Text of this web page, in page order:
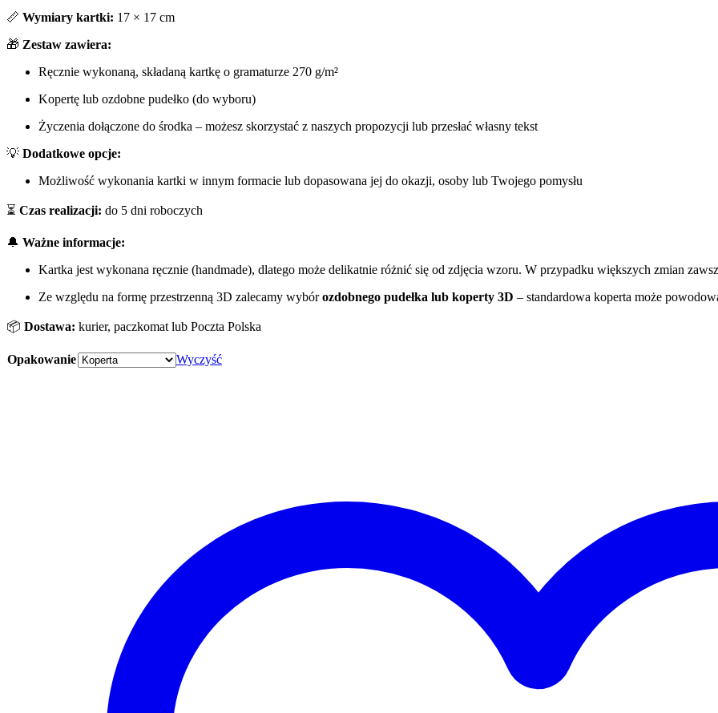
📏 Wymiary kartki: 17 × 17 cm
🎁 Zestaw zawiera:
Ręcznie wykonaną, składaną kartkę o gramaturze 270 g/m²
Kopertę lub ozdobne pudełko (do wyboru)
Życzenia dołączone do środka – możesz skorzystać z naszych propozycji lub przesłać własny tekst
💡 Dodatkowe opcje:
Możliwość wykonania kartki w innym formacie lub dopasowana jej do okazji, osoby lub Twojego pomysłu
⏳ Czas realizacji: do 5 dni roboczych
🔔 Ważne informacje:
Kartka jest wykonana ręcznie (handmade), dlatego może delikatnie różnić się od zdjęcia wzoru. W przypadku większych zmian
Ze względu na formę przestrzenną 3D zalecamy wybórozdobnego pudełka lub koperty 3D – standardowa koperta może
📦 Dostawa: kurier, paczkomat lub Poczta Polska
Opakowanie Wyczyść